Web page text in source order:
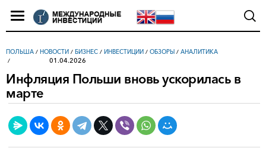
ПОЛЬША / НОВОСТИ / БИЗНЕС / ИНВЕСТИЦИИ / ОБЗОРЫ / АНАЛИТИКА
01.04.2026
Инфляция Польши вновь ускорилась в
марте